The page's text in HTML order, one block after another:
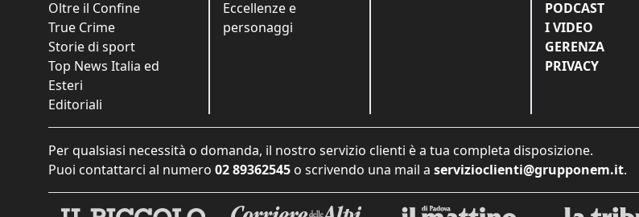
Oltre il Confine
True Crime
Storie di sport
Top News Italia ed
Esteri
Editoriali
Eccellenze e
personaggi
PODCAST
I VIDEO
GERENZA
PRIVACY
Per qualsiasi necessità o domanda, il nostro servizio clienti è a tua completa disposizione.
Puoi contattarci al numero 02 89362545 o scrivendo una mail a servizioclienti@grupponem.it.